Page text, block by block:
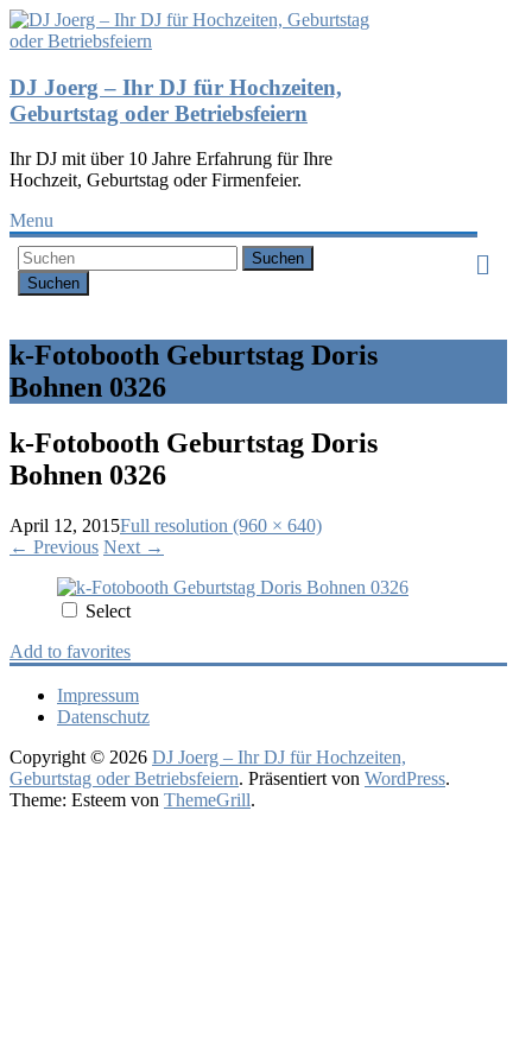
DJ Joerg – Ihr DJ für Hochzeiten,
Geburtstag oder Betriebsfeiern
Ihr DJ mit über 10 Jahre Erfahrung für Ihre
Hochzeit, Geburtstag oder Firmenfeier.
Menu
Suchen
k-Fotobooth Geburtstag Doris
Bohnen 0326
k-Fotobooth Geburtstag Doris
Bohnen 0326
April 12, 2015Full resolution (960 × 640)
← Previous Next →
Select
Add to favorites
Impressum
Datenschutz
Copyright © 2026 DJ Joerg – Ihr DJ für Hochzeiten,
Geburtstag oder Betriebsfeiern. Präsentiert von WordPress.
Theme: Esteem von ThemeGrill.